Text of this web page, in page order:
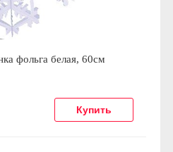
фольга белая, 60см